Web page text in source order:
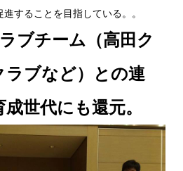
することを目指している。。
ブチーム（高田ク
ラブなど）との連
世代にも還元。